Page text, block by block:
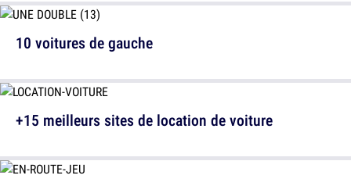
10 voitures de gauche
+15 meilleurs sites de location de voiture